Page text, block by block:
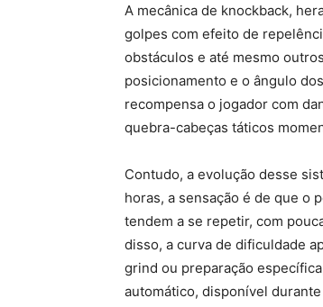
A mecânica de knockback,
golpes com efeito de
obstáculos e até mesmo
posicionamento e o ângulo
recompensa o jogador com
quebra-cabeças táticos
Contudo, a evolução desse
horas, a sensação é de que o
tendem a se repetir, com
disso, a curva de dificuldade
grind ou preparação
automático, disponível